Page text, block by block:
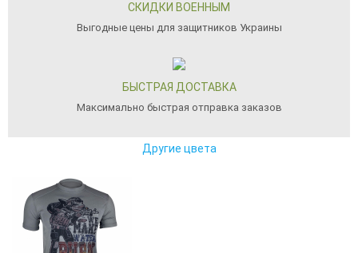
СКИДКИ ВОЕННЫМ
Выгодные цены для защитников Украины
БЫСТРАЯ ДОСТАВКА
Максимально быстрая отправка заказов
Другие цвета